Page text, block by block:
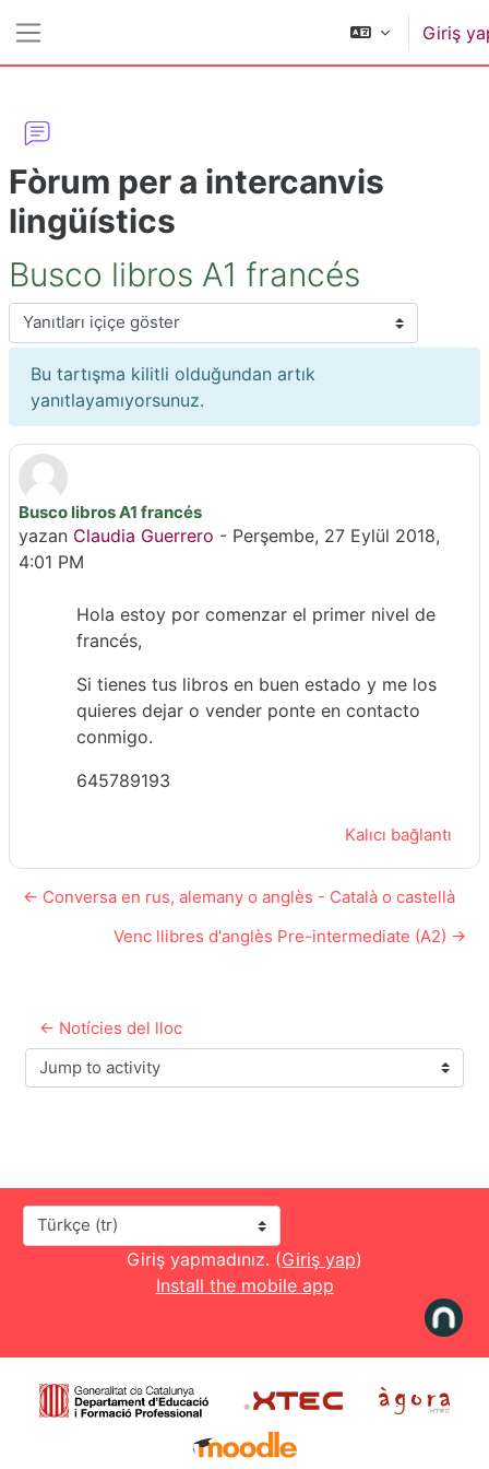
Giriş
Fòrum per a intercanvis
lingüístics
Busco libros A1 francés
Görünüm modu
Bu tartışma kilitli olduğundan artık
yanıtlayamıyorsunuz.
Busco libros A1 francés
yazan Claudia Guerrero - Perşembe, 27 Eylül 2018,
4:01 PM
Yanıt sayısı: 0
Hola estoy por comenzar el primer nivel de
francés,
Si tienes tus libros en buen estado y me los
quieres dejar o vender ponte en contacto
conmigo.
645789193
Kalıcı bağlantı
← Conversa en rus, alemany o anglès - Català o castellà
Venc llibres d'anglès Pre-intermediate (A2) →
← Notícies del lloc
Jump to activity
Giriş yapmadınız. (Giriş yap)
Install the mobile app